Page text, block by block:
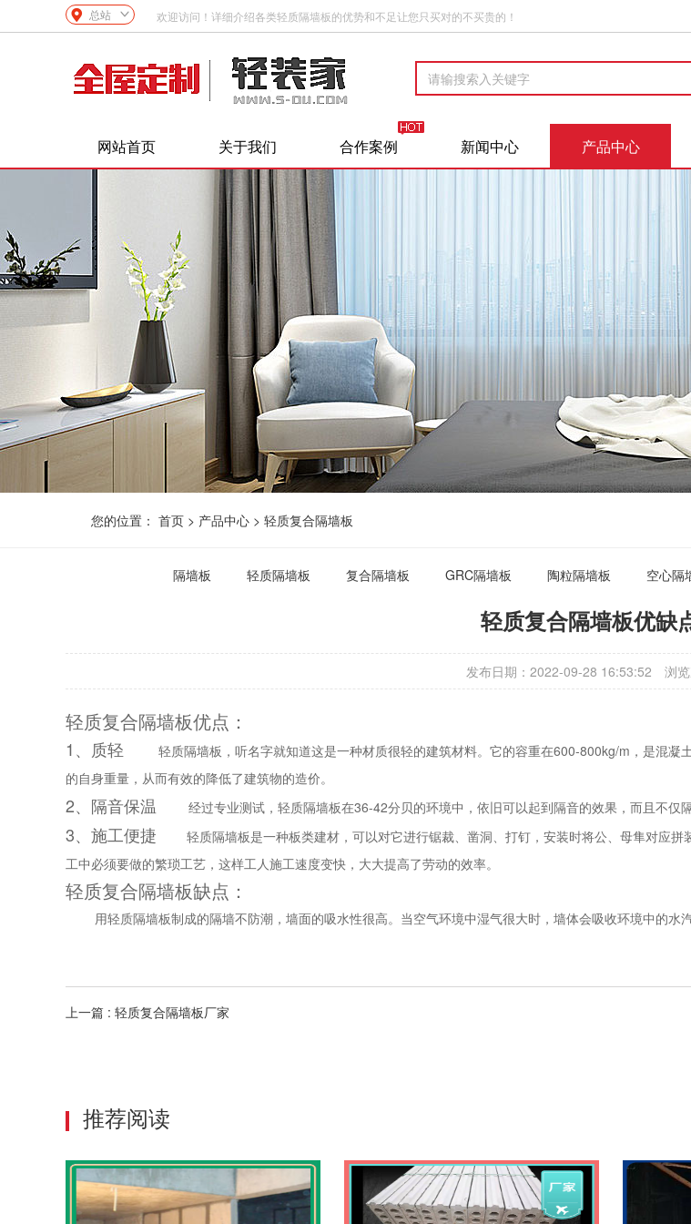
总站 欢迎访问！详细介绍各类轻质隔墙板的优势和不足让您只买对的不买贵的！
网站首页 关于我们 合作案例 新闻中心 产品中心
您的位置： 首页 > 产品中心 > 轻质复合隔墙板
隔墙板 轻质隔墙板 复合隔墙板 GRC隔墙板 陶粒隔墙板 空心隔
轻质复合隔墙板优缺
发布日期：2022-09-28 16:53:52 浏
轻质复合隔墙板优点：
1、质轻
轻质隔墙板，听名字就知道这是一种材质很轻的建筑材料。它的容重在600-800kg/m，是混凝
的自身重量，从而有效的降低了建筑物的造价。
2、隔音保温 经过专业测试，轻质隔墙板在36-42分贝的环境中，依旧可以起到隔音的效果，而且不仅
3、施工便捷
轻质隔墙板是一种板类建材，可以对它进行锯裁、凿洞、打钉，安装时将公、母隼对应拼
工中必须要做的繁琐工艺，这样工人施工速度变快，大大提高了劳动的效率。
轻质复合隔墙板缺点：
用轻质隔墙板制成的隔墙不防潮，墙面的吸水性很高。当空气环境中湿气很大时，墙体会吸收环境中的水
上一篇 : 轻质复合隔墙板厂家
推荐阅读